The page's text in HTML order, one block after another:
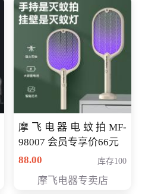
摩飞电器电蚊拍MF-
98007 会员专享价66元
88.00
库存100
摩飞电器专卖店